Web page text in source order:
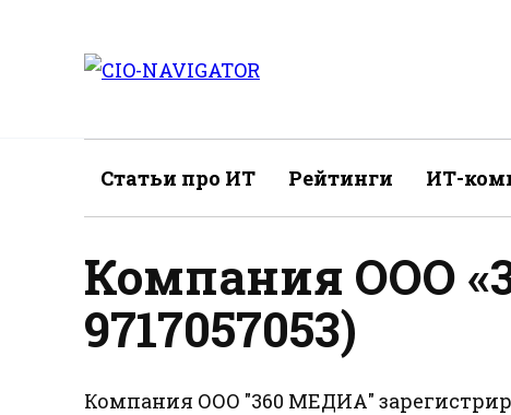
содержанию
Статьи про ИТ Рейтинги ИТ-
Компания ООО
9717057053)
Компания ООО "360 МЕДИА"